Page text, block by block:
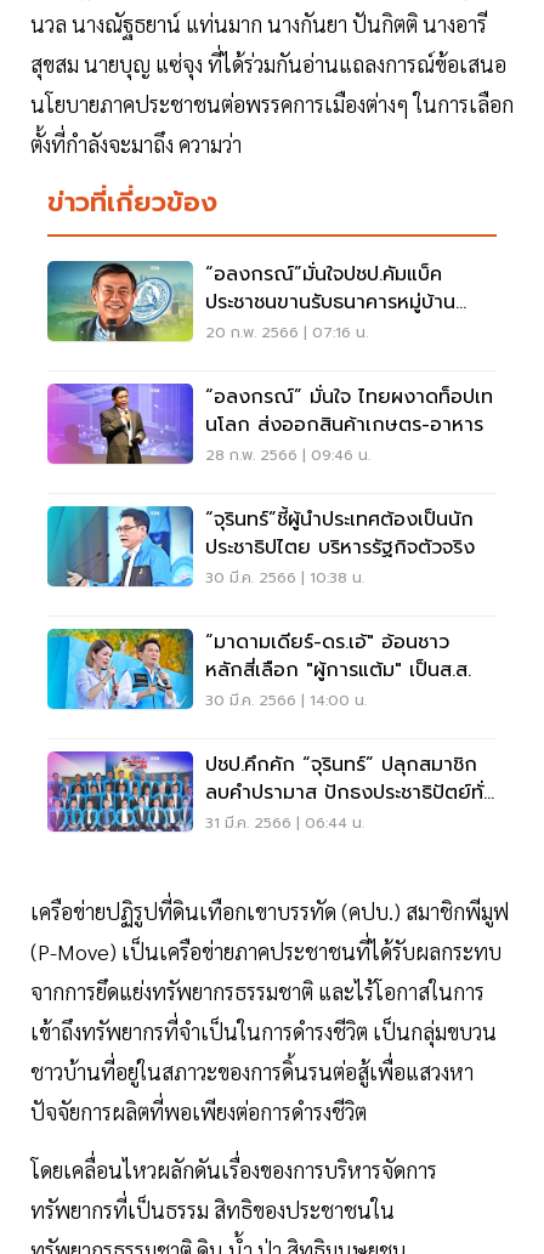
นวล นางณัฐธยาน์ แท่นมาก นางกันยา ปันกิตติ นางอารี
สุขสม นายบุญ แซ่จุง ที่ได้ร่วมกันอ่านแถลงการณ์ข้อเสนอ
นโยบายภาคประชาชนต่อพรรคการเมืองต่างๆ ในการเลือก
ตั้งที่กำลังจะมาถึง ความว่า
ข่าวที่เกี่ยวข้อง
“อลงกรณ์”มั่นใจปชป.คัมแบ็ค
ประชาชนขานรับธนาคารหมู่บ้าน
ชุมชน 2 ล้าน
20 ก.พ. 2566 | 07:16 น.
“อลงกรณ์” มั่นใจ ไทยผงาดท็อปเท
นโลก ส่งออกสินค้าเกษตร-อาหาร
28 ก.พ. 2566 | 09:46 น.
“จุรินทร์”ชี้ผู้นำประเทศต้องเป็นนัก
ประชาธิปไตย บริหารรัฐกิจตัวจริง
30 มี.ค. 2566 | 10:38 น.
“มาดามเดียร์-ดร.เอ้" อ้อนชาว
หลักสี่เลือก "ผู้การแต้ม" เป็นส.ส.
30 มี.ค. 2566 | 14:00 น.
ปชป.คึกคัก “จุรินทร์” ปลุกสมาชิก
ลบคำปรามาส ปักธงประชาธิปัตย์ทั่ว
ประเทศ
31 มี.ค. 2566 | 06:44 น.
เครือข่ายปฏิรูปที่ดินเทือกเขาบรรทัด (คปบ.) สมาชิกพีมูฟ
(P-Move) เป็นเครือข่ายภาคประชาชนที่ได้รับผลกระทบ
จากการยึดแย่งทรัพยากรธรรมชาติ และไร้โอกาสในการ
เข้าถึงทรัพยากรที่จําเป็นในการดำรงชีวิต เป็นกลุ่มขบวน
ชาวบ้านที่อยู่ในสภาวะของการดิ้นรนต่อสู้เพื่อแสวงหา
ปัจจัยการผลิตที่พอเพียงต่อการดำรงชีวิต
โดยเคลื่อนไหวผลักดันเรื่องของการบริหารจัดการ
ทรัพยากรที่เป็นธรรม สิทธิของประชาชนใน